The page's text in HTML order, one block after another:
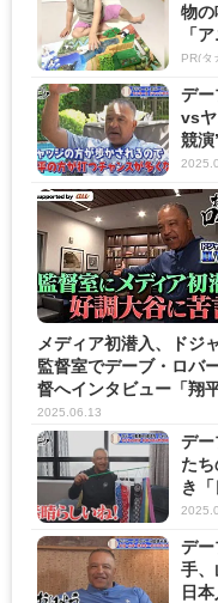
物の
「
PR(タ
デー
vs
競演
メディア初潜入、ドジ
監督室でデーブ・ロバ
督へインタビュー「翔
た...
2025.06.13
デー
た
き
デー
手、
日